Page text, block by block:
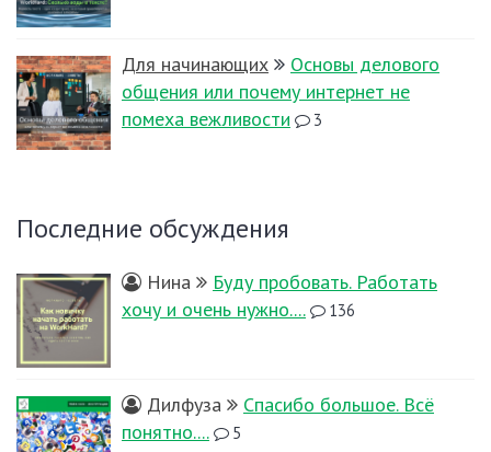
Для начинающих
Основы делового
общения или почему интернет не
помеха вежливости
3
Последние обсуждения
Нина
Буду пробовать. Работать
хочу и очень нужно....
136
Дилфуза
Спасибо большое. Всё
понятно....
5